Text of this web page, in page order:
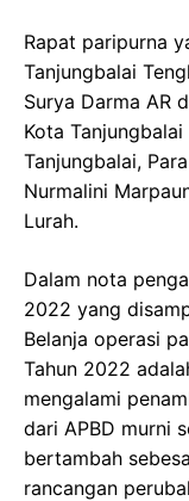
Rapat paripurna
Tanjungbalai
Surya Darma AR
Kota
Tanjungbalai,
Nurmalini
Lurah.
Dalam nota
2022 yang
Belanja operasi
Tahun 2022
mengalami
dari APBD murni
bertambah
rancangan